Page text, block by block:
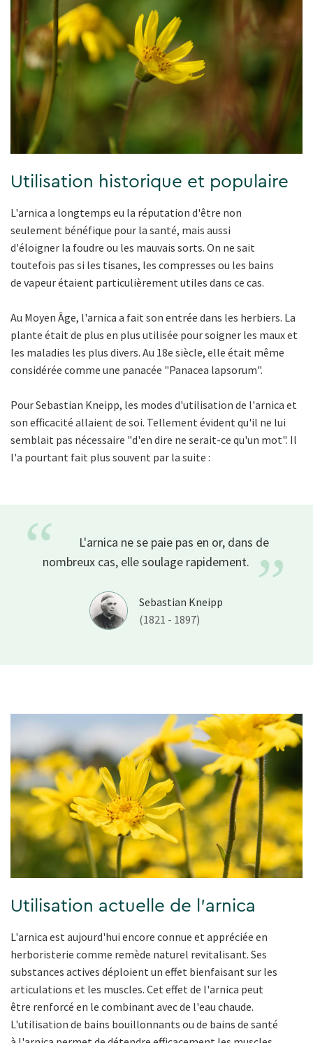
Utilisation historique et populaire
L'arnica a longtemps eu la réputation d'être non
seulement bénéfique pour la santé, mais aussi
d'éloigner la foudre ou les mauvais sorts. On ne sait
toutefois pas si les tisanes, les compresses ou les bains
de vapeur étaient particulièrement utiles dans ce cas.
Au Moyen Âge, l'arnica a fait son entrée dans les herbiers. La
plante était de plus en plus utilisée pour soigner les maux et
les maladies les plus divers. Au 18e siècle, elle était même
considérée comme une panacée "Panacea lapsorum".
Pour Sebastian Kneipp, les modes d'utilisation de l'arnica et
son efficacité allaient de soi. Tellement évident qu'il ne lui
semblait pas nécessaire "d'en dire ne serait-ce qu'un mot". Il
l'a pourtant fait plus souvent par la suite :
“
L'arnica ne se paie pas en or, dans de
nombreux cas, elle soulage rapidement. ”
Sebastian Kneipp
(1821 - 1897)
Utilisation actuelle de l'arnica
L'arnica est aujourd'hui encore connue et appréciée en
herboristerie comme remède naturel revitalisant. Ses
substances actives déploient un effet bienfaisant sur les
articulations et les muscles. Cet effet de l'arnica peut
être renforcé en le combinant avec de l'eau chaude.
L'utilisation de bains bouillonnants ou de bains de santé